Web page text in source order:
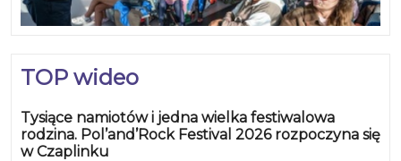
TOP wideo
Tysiące namiotów i jedna wielka festiwalowa
rodzina. Pol’and’Rock Festival 2026 rozpoczyna się
w Czaplinku